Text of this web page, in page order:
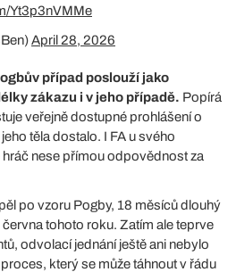
Yt3p3nVMMe
April 28, 2026
případ poslouží jako
zákazu i v jeho případě. Popírá
veřejně dostupné prohlášení o
těla dostalo. I FA u svého
nese přímou odpovědnost za
po vzoru Pogby, 18 měsíců dlouhý
tohoto roku. Zatím ale teprve
odvolací jednání ještě ani nebylo
který se může táhnout v řádu